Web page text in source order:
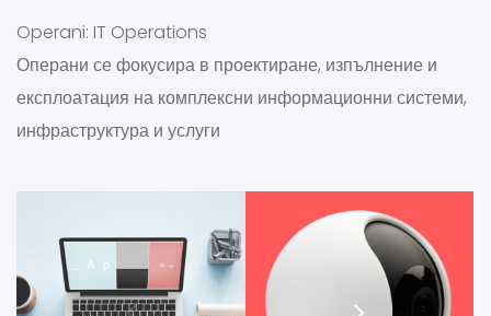
Operani: IT Operations
Операни се фокусира в проектиране, изпълнение и
експлоатация на комплексни информационни системи,
инфраструктура и услуги